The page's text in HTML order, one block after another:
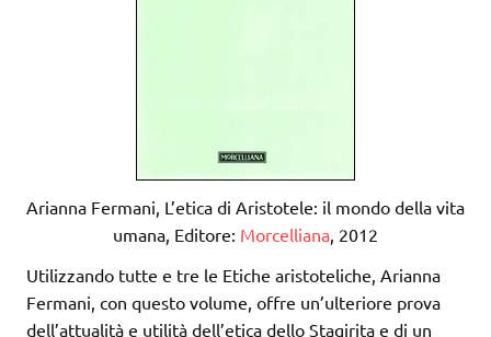
Arianna Fermani, L’etica di Aristotele: il mondo della vita
umana, Editore: Morcelliana, 2012
Utilizzando tutte e tre le Etiche aristoteliche, Arianna
Fermani, con questo volume, offre un’ulteriore prova
dell’attualità e utilità dell’etica dello Stagirita e di un